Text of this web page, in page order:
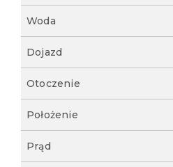
Woda
Dojazd
Otoczenie
Położenie
Prąd